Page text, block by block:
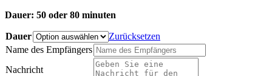
Dauer: 50 oder 80 minuten
Dauer
Zurücksetzen
Name des Empfängers
Nachricht